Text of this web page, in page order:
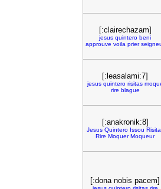
[:clairechazam]
jesus quintero beni
approuve voila prier
[:leasalami:7]
jesus quintero risitas
rire blague
[:anakronik:8]
Jesus Quintero Issou
Rire Moquer Moqueur
[:dona nobis pacem]